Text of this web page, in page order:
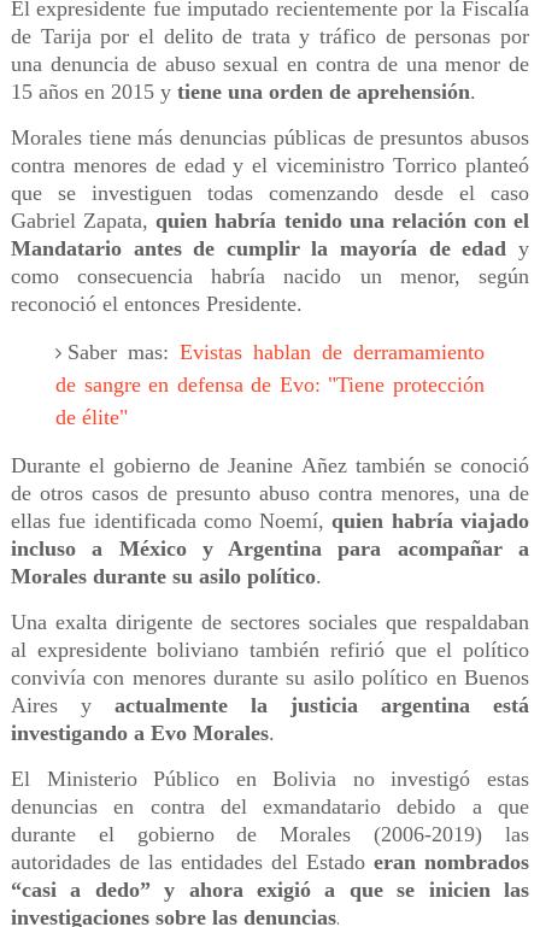
El expresidente fue imputado recientemente por la Fiscalía
de Tarija por el delito de trata y tráfico de personas por
una denuncia de abuso sexual en contra de una menor de
15 años en 2015 y tiene una orden de aprehensión.
Morales tiene más denuncias públicas de presuntos abusos
contra menores de edad y el viceministro Torrico planteó
que se investiguen todas comenzando desde el caso
Gabriel Zapata,quien habría tenido una relación con el
Mandatario antes de cumplir la mayoría de edad y
como consecuencia habría nacido un menor, según
reconoció el entonces Presidente.
Saber mas:Evistas hablan de derramamiento
de sangre en defensa de Evo: "Tiene protección
de élite"
Durante el gobierno de Jeanine Añez también se conoció
de otros casos de presunto abuso contra menores, una de
ellas fue identificada como Noemí,quien habría viajado
incluso a México y Argentina para acompañar a
Morales durante su asilo político.
Una exalta dirigente de sectores sociales que respaldaban
al expresidente boliviano también refirió que el político
convivía con menores durante su asilo político en Buenos
Aires y actualmente la justicia argentina está
investigando a Evo Morales.
El Ministerio Público en Bolivia no investigó estas
denuncias en contra del exmandatario debido a que
durante el gobierno de Morales (2006-2019) las
autoridades de las entidades del Estadoeran nombrados
“casi a dedo” y ahora exigió a que se inicien las
investigaciones sobre las denuncias.